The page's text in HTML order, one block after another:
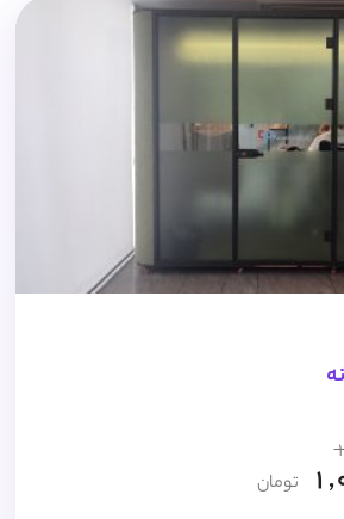
تومان